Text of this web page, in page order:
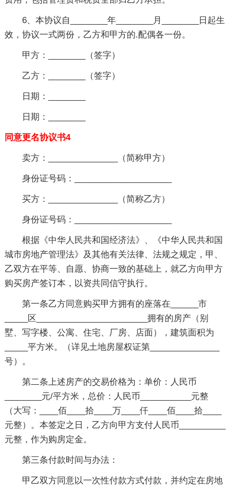
6、本协议自________年________月________日起生
效，协议一式两份，乙方和甲方的.配偶各一份。
甲方：________（签字）
乙方：________（签字）
日期：________
日期：________
同意更名协议书4
卖方：_______________（简称甲方）
身份证号码：_____________________
买方：_______________（简称乙方）
身份证号码：_____________________
根据《中华人民共和国经济法》、《中华人民共和国
城市房地产管理法》及其他有关法律、法规之规定，甲、
乙双方在平等、自愿、协商一致的基础上，就乙方向甲方
购买房产签订本，以资共同信守执行。
第一条乙方同意购买甲方拥有的座落在______市
_____区________________________拥有的房产（别
墅、写字楼、公寓、住宅、厂房、店面），建筑面积为
_____平方米。（详见土地房屋权证第_______________
号）。
第二条上述房产的交易价格为：单价：人民币
________元/平方米，总价：人民币___________元整
（大写：____佰____拾____万____仟____佰____拾____
元整）。本签定之日，乙方向甲方支付人民币__________
元整，作为购房定金。
第三条付款时间与办法：
甲乙双方同意以一次性付款方式付款，并约定在房地